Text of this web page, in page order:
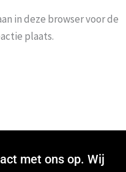
in deze browser voor de
plaats.
met ons op. Wij